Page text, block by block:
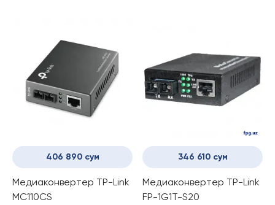
406 890 сум
Медиаконвертер TP-Link
MC110CS
346 610 сум
Медиаконвертер TP-Link
FP-1G1T-S20